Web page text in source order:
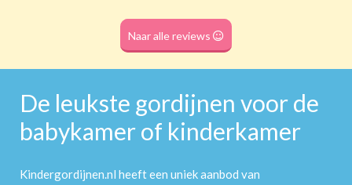
(dubbele tunnel)
Naar alle reviews
De leukste gordijnen voor de
babykamer of kinderkamer
Kindergordijnen.nl heeft een uniek aanbod van